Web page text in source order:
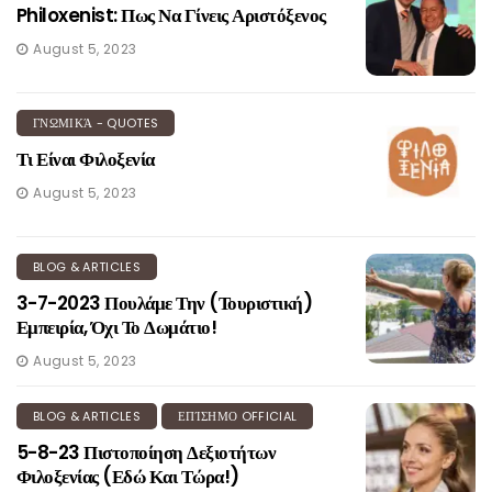
Philoxenist: Πως Να Γίνεις Αριστόξενος
August 5, 2023
ΓΝΩΜΙΚΆ - QUOTES
Τι Είναι Φιλοξενία
August 5, 2023
BLOG & ARTICLES
3-7-2023 Πουλάμε Την (τουριστική)
Εμπειρία, Όχι Το Δωμάτιο!
August 5, 2023
BLOG & ARTICLES ΕΠΊΣΗΜΟ OFFICIAL
5-8-23 Πιστοποίηση Δεξιοτήτων
Φιλοξενίας (Εδώ Και Τώρα!)